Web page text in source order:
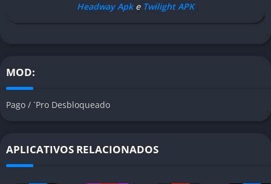
Headway Apke Twilight APK
MOD:
Pago / `Pro Desbloqueado
APLICATIVOS RELACIONADOS